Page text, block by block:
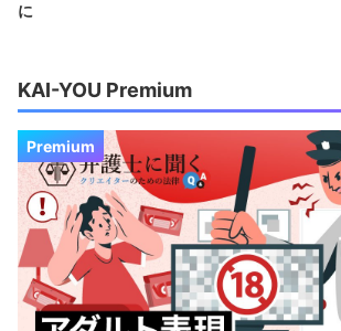
に
KAI-YOU Premium
Premium